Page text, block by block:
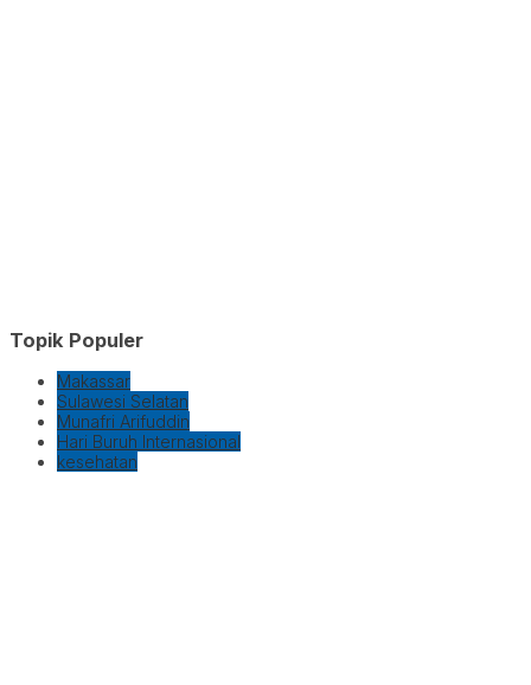
Topik Populer
Makassar
Sulawesi Selatan
Munafri Arifuddin
Hari Buruh Internasional
kesehatan